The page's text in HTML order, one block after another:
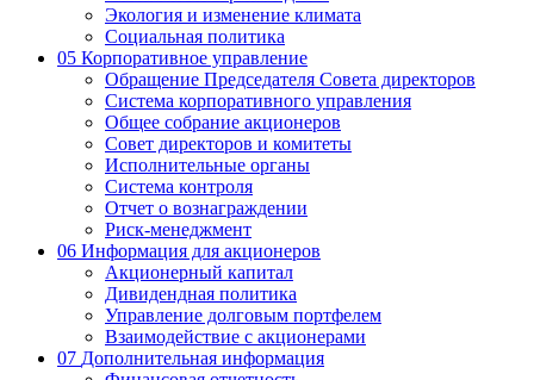
Экология и изменение климата
Социальная политика
05 Корпоративное управление
Обращение Председателя Совета директоров
Система корпоративного управления
Общее собрание акционеров
Совет директоров и комитеты
Исполнительные органы
Система контроля
Отчет о вознаграждении
Риск-менеджмент
06 Информация для акционеров
Акционерный капитал
Дивидендная политика
Управление долговым портфелем
Взаимодействие с акционерами
07 Дополнительная информация